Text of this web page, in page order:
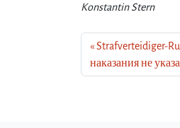
Konstantin Stern
Strafverteidiger-
наказания не